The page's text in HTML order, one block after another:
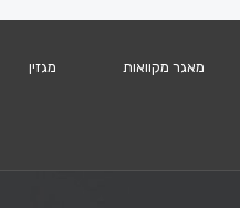
מאגר מקוואות מגזין